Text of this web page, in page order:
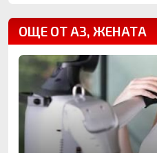
ОЩЕ ОТ АЗ, ЖЕНАТА